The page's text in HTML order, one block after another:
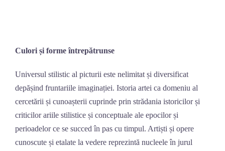
Culori și forme întrepătrunse
Universul stilistic al picturii este nelimitat și diversificat
depășind fruntariile imaginației. Istoria artei ca domeniu al
cercetării și cunoașterii cuprinde prin strădania istoricilor și
criticilor ariile stilistice și conceptuale ale epocilor și
perioadelor ce se succed în pas cu timpul. Artiști și opere
cunoscute și etalate la vedere reprezintă nucleele în jurul